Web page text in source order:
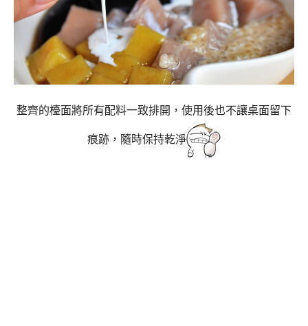
整齊的檯面將所有配料一致排開，使用後也不讓桌面留下
痕跡，隨時保持乾淨